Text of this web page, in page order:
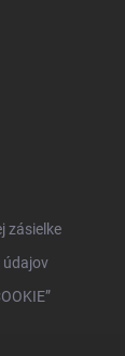
zásielke
údajov